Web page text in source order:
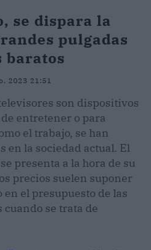
se dispara la
pulgadas
baratos
2023 21:51
son dispositivos
entretener o para
el trabajo, se han
en la sociedad actual. El
presenta a la hora de su
precios suelen suponer
el presupuesto de las
cuando se trata de